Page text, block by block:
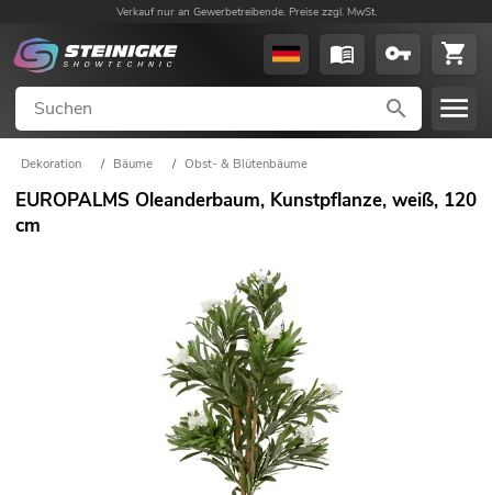
Verkauf nur an Gewerbetreibende. Preise zzgl. MwSt.
Dekoration / Bäume / Obst- & Blütenbäume
EUROPALMS Oleanderbaum, Kunstpflanze, weiß, 120
cm